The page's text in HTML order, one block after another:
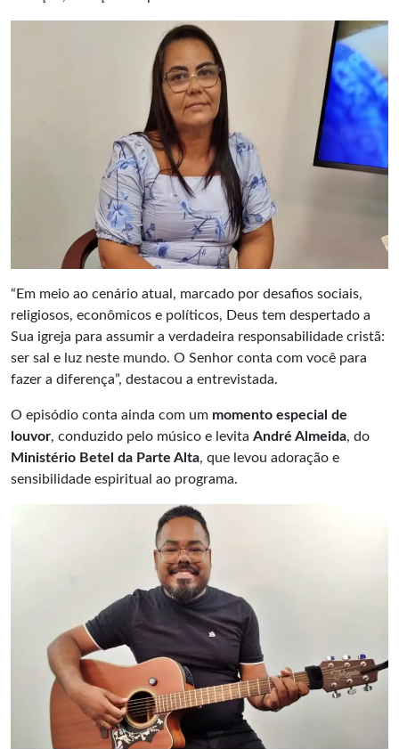
“Em meio ao cenário atual, marcado por desafios sociais,
religiosos, econômicos e políticos, Deus tem despertado a
Sua igreja para assumir a verdadeira responsabilidade cristã:
ser sal e luz neste mundo. O Senhor conta com você para
fazer a diferença”, destacou a entrevistada.
O episódio conta ainda com um momento especial de
louvor, conduzido pelo músico e levita André Almeida, do
Ministério Betel da Parte Alta, que levou adoração e
sensibilidade espiritual ao programa.